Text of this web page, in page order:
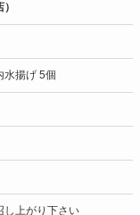
水揚げ 5個
し上がり下さい